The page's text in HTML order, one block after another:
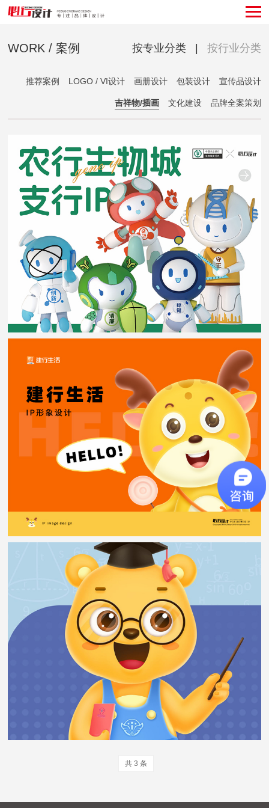
WORK / 案例 按专业分类 按行业分类
推荐案例 LOGO / VI设计 画册设计 包装设计 宣传品设计
吉祥物/插画 文化建设 品牌全案策划
共 3 条